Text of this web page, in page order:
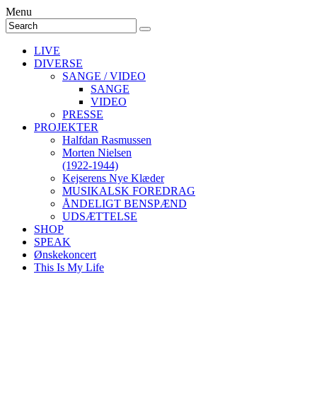
Menu
LIVE
DIVERSE
SANGE / VIDEO
SANGE
VIDEO
PRESSE
PROJEKTER
Halfdan Rasmussen
Morten Nielsen
(1922-1944)
Kejserens Nye Klæder
MUSIKALSK FOREDRAG
ÅNDELIGT BENSPÆND
UDSÆTTELSE
SHOP
SPEAK
Ønskekoncert
This Is My Life